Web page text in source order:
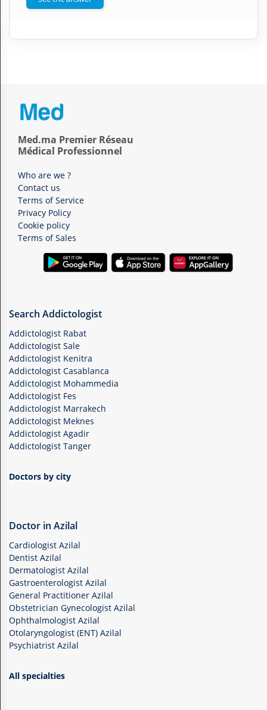
Med.ma Premier Réseau
Médical Professionnel
Who are we ?
Contact us
Terms of Service
Privacy Policy
Cookie policy
Terms of Sales
Search Addictologist
Addictologist Rabat
Addictologist Sale
Addictologist Kenitra
Addictologist Casablanca
Addictologist Mohammedia
Addictologist Fes
Addictologist Marrakech
Addictologist Meknes
Addictologist Agadir
Addictologist Tanger
Doctors by city
Doctor in Azilal
Cardiologist Azilal
Dentist Azilal
Dermatologist Azilal
Gastroenterologist Azilal
General Practitioner Azilal
Obstetrician Gynecologist Azilal
Ophthalmologist Azilal
Otolaryngologist (ENT) Azilal
Psychiatrist Azilal
All specialties